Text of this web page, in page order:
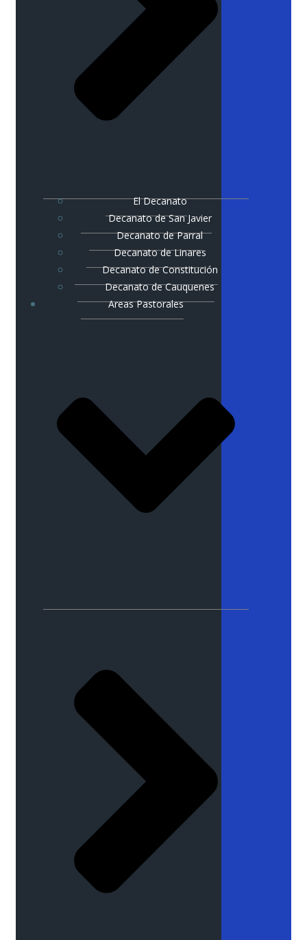
El Decanato
Decanato de San Javier
Decanato de Parral
Decanato de Linares
Decanato de Constitución
Decanato de Cauquenes
Areas Pastorales